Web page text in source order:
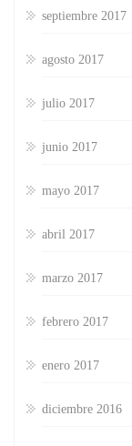
septiembre 2017
agosto 2017
julio 2017
junio 2017
mayo 2017
abril 2017
marzo 2017
febrero 2017
enero 2017
diciembre 2016